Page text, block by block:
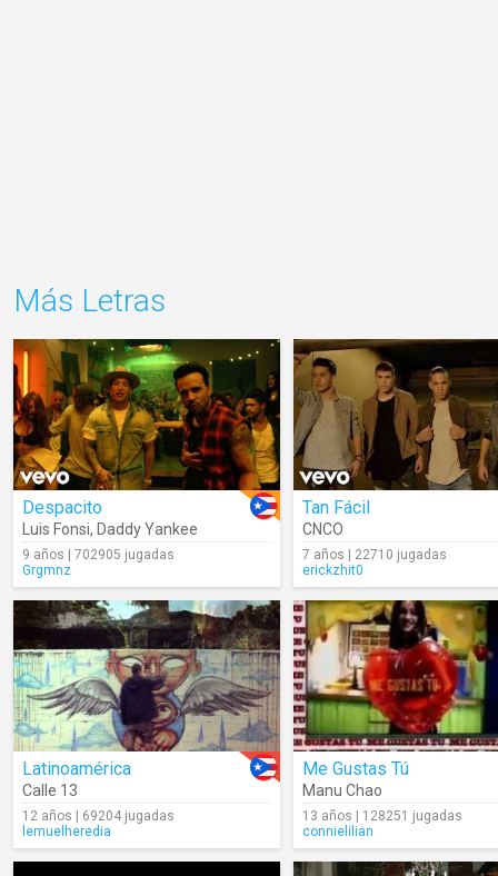
Más Letras
Despacito
Luis Fonsi, Daddy Yankee
9 años | 702905 jugadas
Grgmnz
Tan Fácil
CNCO
7 años | 22710 jugadas
erickzhit0
Latinoamérica
Calle 13
12 años | 69204 jugadas
lemuelheredia
Me Gustas Tú
Manu Chao
13 años | 128251 jugadas
connielilian